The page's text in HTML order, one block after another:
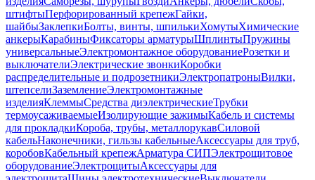
штифтыПерфорированный крепежГайки,
шайбыЗаклепкиБолты, винты, шпилькиХомутыХимические
анкерыКарабиныФиксаторы арматурыШплинтыПружины
универсальныеЭлектромонтажное оборудованиеРозетки и
выключателиЭлектрические звонкиКоробки
распределительные и подрозетникиЭлектропатроныВилки,
штепселиЗаземлениеЭлектромонтажные
изделияКлеммыСредства диэлектрическиеТрубки
термоусаживаемыеИзолирующие зажимыКабель и системы
для прокладкиКороба, трубы, металлорукавСиловой
кабельНаконечники, гильзы кабельныеАксессуары для труб,
коробовКабельный крепежАрматура СИПЭлектрощитовое
оборудованиеЭлектрощитыАксессуары для